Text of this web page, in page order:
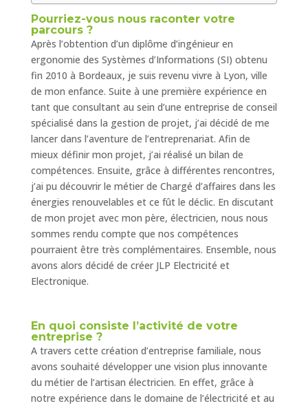
Pourriez-vous nous raconter votre
parcours ?
Après l’obtention d’un diplôme d’ingénieur en
ergonomie des Systèmes d’Informations (SI) obtenu
fin 2010 à Bordeaux, je suis revenu vivre à Lyon, ville
de mon enfance. Suite à une première expérience en
tant que consultant au sein d’une entreprise de conseil
spécialisé dans la gestion de projet, j’ai décidé de me
lancer dans l’aventure de l’entreprenariat. Afin de
mieux définir mon projet, j’ai réalisé un bilan de
compétences. Ensuite, grâce à différentes rencontres,
j’ai pu découvrir le métier de Chargé d’affaires dans les
énergies renouvelables et ce fût le déclic. En discutant
de mon projet avec mon père, électricien, nous nous
sommes rendu compte que nos compétences
pourraient être très complémentaires. Ensemble, nous
avons alors décidé de créer JLP Electricité et
Electronique.
En quoi consiste l’activité de votre
entreprise ?
A travers cette création d’entreprise familiale, nous
avons souhaité développer une vision plus innovante
du métier de l’artisan électricien. En effet, grâce à
notre expérience dans le domaine de l’électricité et au